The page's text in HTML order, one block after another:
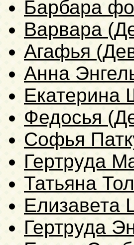
Барбара
Варвара
Агафья
Анна
Екатерина
Федосья
Софья
Гертруда
Татьяна
Елизавета
Гертруда